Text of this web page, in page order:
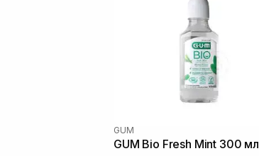
GUM
GUM Bio Fresh Mint 300 мл